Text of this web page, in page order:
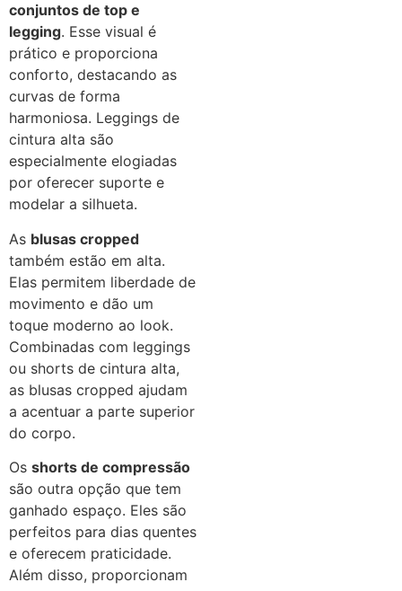
conjuntos de top e
legging. Esse visual é
prático e proporciona
conforto, destacando as
curvas de forma
harmoniosa. Leggings de
cintura alta são
especialmente elogiadas
por oferecer suporte e
modelar a silhueta.
As blusas cropped
também estão em alta.
Elas permitem liberdade de
movimento e dão um
toque moderno ao look.
Combinadas com leggings
ou shorts de cintura alta,
as blusas cropped ajudam
a acentuar a parte superior
do corpo.
Os shorts de compressão
são outra opção que tem
ganhado espaço. Eles são
perfeitos para dias quentes
e oferecem praticidade.
Além disso, proporcionam